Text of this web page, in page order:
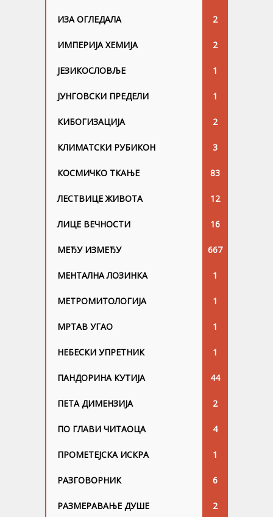
ИЗА ОГЛЕДАЛА 2
ИМПЕРИЈА ХЕМИЈА 2
ЈЕЗИКОСЛОВЉЕ 1
ЈУНГОВСKИ ПРЕДЕЛИ 1
КИБОГИЗАЦИЈА 2
КЛИМАТСКИ РУБИКОН 3
КОСМИЧКО ТКАЊЕ 83
ЛЕСТВИЦЕ ЖИВОТА 12
ЛИЦЕ ВЕЧНОСТИ 16
МЕЂУ ИЗМЕЂУ 667
МЕНТАЛНА ЛОЗИНКА 1
МЕТРОМИТОЛОГИЈА 1
МРТАВ УГАО 1
НЕБЕСКИ УПРЕТНИК 1
ПАНДОРИНА КУТИЈА 44
ПЕТА ДИМЕНЗИЈА 2
ПО ГЛАВИ ЧИТАОЦА 4
ПРОМЕТЕЈСКА ИСКРА 1
РАЗГОВОРНИК 6
РАЗМЕРАВАЊЕ ДУШЕ 2